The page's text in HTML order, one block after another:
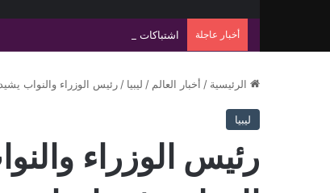
أخبار عاجلة اشتباكات صرمان تعيد ملف الانفلات
الرئيسية / أخبار العالم / ليبيا / رئيس الوزراء والنواب
ليبيا
رئيس الوزراء